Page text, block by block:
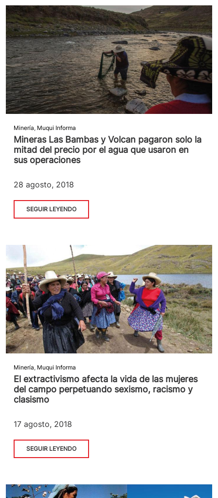
Minería, Muqui Informa
Mineras Las Bambas y Volcan pagaron solo la
mitad del precio por el agua que usaron en
sus operaciones
28 agosto, 2018
SEGUIR LEYENDO
Minería, Muqui Informa
El extractivismo afecta la vida de las mujeres
del campo perpetuando sexismo, racismo y
clasismo
17 agosto, 2018
SEGUIR LEYENDO